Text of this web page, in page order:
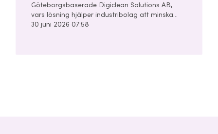
Göteborgsbaserade Digiclean Solutions AB,
vars lösning hjälper industribolag att minska
användningen av kemikalier, vatten och energi i
30 juni 2026 07:58